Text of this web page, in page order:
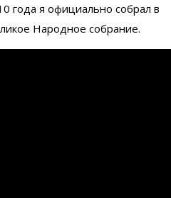
года я официально собрал в
Народное собрание.